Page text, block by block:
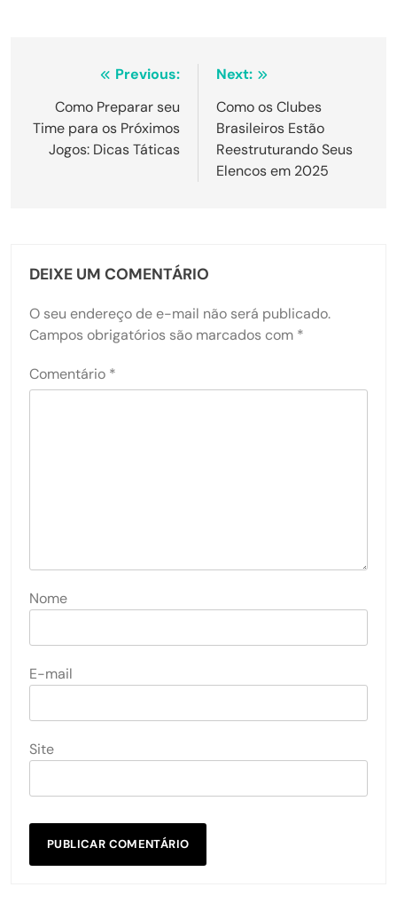
Navegação
Post
Previous:
Como Preparar seu
Time para os Próximos
Jogos: Dicas Táticas
Next:
Como os Clubes
Brasileiros Estão
Reestruturando Seus
Elencos em 2025
DEIXE UM COMENTÁRIO
O seu endereço de e-mail não será publicado.
Campos obrigatórios são marcados com *
Comentário *
Nome
E-mail
Site